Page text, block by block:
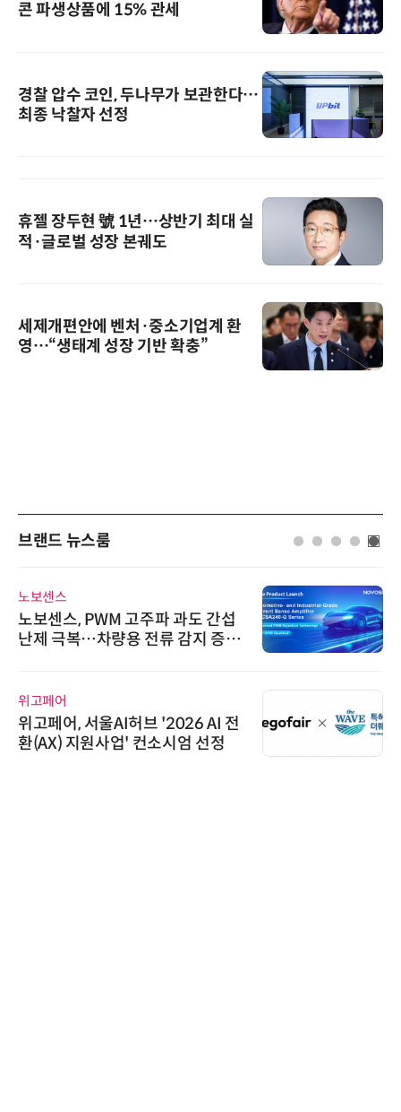
콘 파생상품에 15% 관세
경찰 압수 코인, 두나무가 보관한다…
최종 낙찰자 선정
휴젤 장두현 號 1년…상반기 최대 실
적·글로벌 성장 본궤도
세제개편안에 벤처·중소기업계 환
영…“생태계 성장 기반 확충”
브랜드 뉴스룸
노보센스
노보센스, PWM 고주파 과도 간섭
난제 극복…차량용 전류 감지 증폭
위고페어
위고페어, 서울AI허브 '2026 AI 전
환(AX) 지원사업' 컨소시엄 선정